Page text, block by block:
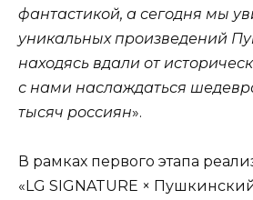
фантастикой, а сегодня мы
уникальных произведений
находясь вдали от
с нами наслаждаться
тысяч россиян».
В рамках первого этапа
«LG SIGNATURE ×